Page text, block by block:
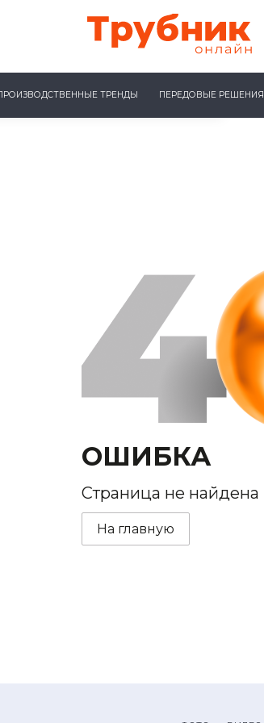
ТРЕНДЫ ПЕРЕДОВЫЕ РЕШЕНИЯ
ОШИБКА
Страница не найдена
На главную